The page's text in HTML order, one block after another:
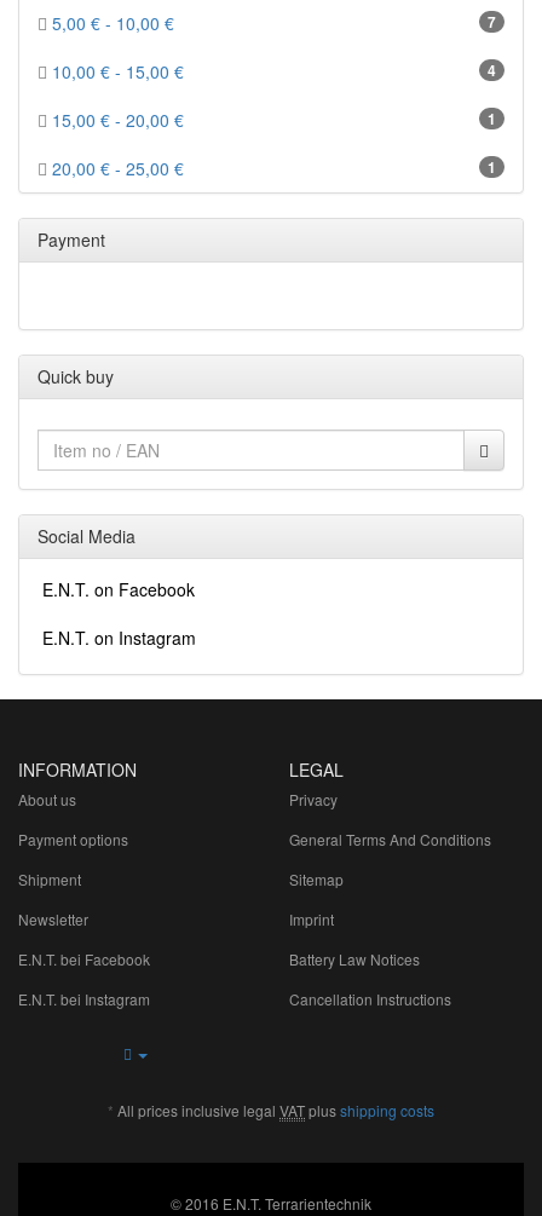
7
5,00 € - 10,00 €
4
10,00 € - 15,00 €
1
15,00 € - 20,00 €
1
20,00 € - 25,00 €
Payment
Quick buy
Social Media
E.N.T. on Facebook
E.N.T. on Instagram
INFORMATION
About us
Payment options
Shipment
Newsletter
E.N.T. bei Facebook
E.N.T. bei Instagram
LEGAL
Privacy
General Terms And Conditions
Sitemap
Imprint
Battery Law Notices
Cancellation Instructions
* All prices inclusive legal VATplusshipping costs
© 2016 E.N.T. Terrarientechnik